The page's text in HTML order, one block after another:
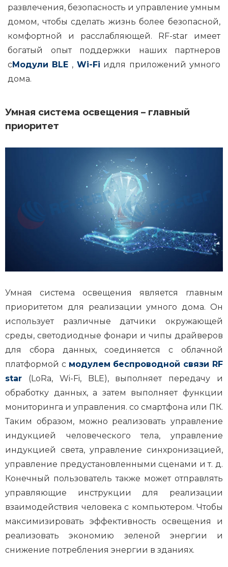
развлечения, безопасность и управление умным
домом, чтобы сделать жизнь более безопасной,
комфортной и расслабляющей. RF-star имеет
богатый опыт поддержки наших партнеров
сМодули BLE ,Wi-Fi идля приложений умного
дома.
Умная система освещения – главный
приоритет
Умная система освещения является главным
приоритетом для реализации умного дома. Он
использует различные датчики окружающей
среды, светодиодные фонари и чипы драйверов
для сбора данных, соединяется с облачной
платформой с модулем беспроводной связи RF
star (LoRa, Wi-Fi, BLE), выполняет передачу и
обработку данных, а затем выполняет функции
мониторинга и управления. со смартфона или ПК.
Таким образом, можно реализовать управление
индукцией человеческого тела, управление
индукцией света, управление синхронизацией,
управление предустановленными сценами и т. д.
Конечный пользователь также может отправлять
управляющие инструкции для реализации
взаимодействия человека с компьютером. Чтобы
максимизировать эффективность освещения и
реализовать экономию зеленой энергии и
снижение потребления энергии в зданиях.